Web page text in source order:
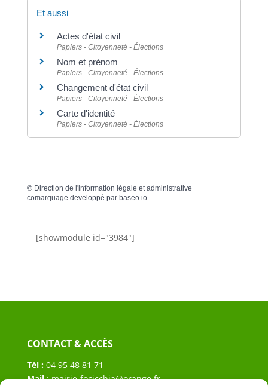
Et aussi
Actes d'état civil
Papiers - Citoyenneté - Élections
Nom et prénom
Papiers - Citoyenneté - Élections
Changement d'état civil
Papiers - Citoyenneté - Élections
Carte d'identité
Papiers - Citoyenneté - Élections
© Direction de l'information légale et administrative
comarquage developpé par baseo.io
[showmodule id="3984"]
CONTACT & ACCÈS
Tél : 04 95 48 81 71
Mail:mairie-focicchia@orange.fr